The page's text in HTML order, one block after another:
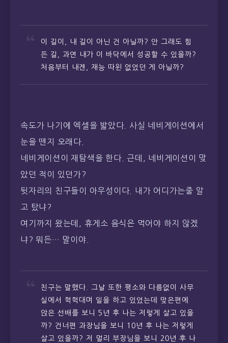
이 길이, 내 길이 아닌 건 아닐까? 안 그래도 힘
든 길, 과연 내가 이 바닥에서 성공할 수 있을까?
처음부터 내겐, 재능 따윈 없었던 게 아닐까?
속도가 나기에 엑셀을 밟았다. 사실 네비게이션에서
눈을 뗀지 오래다.
네비게이션이 재탐색을 한다. 근데, 네비게이션이 맞
았던 적이 있던가?
뒷자리의 친구들이 아우성이다. 내가 어디가는줄 알
고 탔냐?
여기까지 왔는데, 휴게소 음식은 먹어야 하지 않겠
냐? 뭐든… 말이야.
친구는 말했다. 그날 또한 평소와 다름없이 사무
실에서 헉헉대며 일을 하고 있었는데 맞은편에
앉은 선배를 보니 5년 후 나는 저렇게 살고 있을
까? 건너편 과장님을 보니 10년 후 나는 저렇게
살고 있을까? 저 멀리 부장님을 보니 20년 후 나